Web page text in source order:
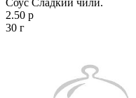
2.50 р
30 г